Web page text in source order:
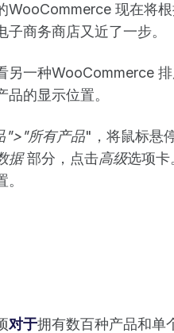
WooCommerce 现在将
子商务商店又近了一步。
另一种WooCommerce
品的显示位置。
">"所有产品"，将鼠标悬
据部分，点击高级选项卡
对于拥有数百种产品和单